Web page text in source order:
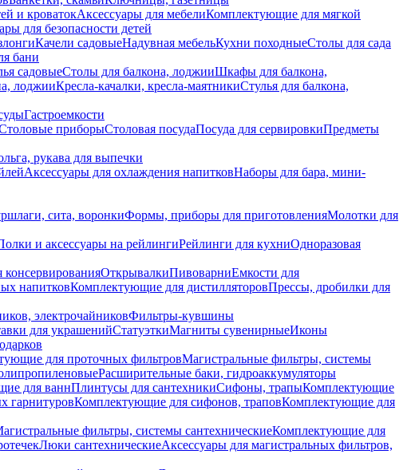
и кроватокАксессуары для мебелиКомплектующие для мягкой
для безопасности детей
Качели садовыеНадувная мебельКухни походныеСтолы для сада
бани
садовыеСтолы для балкона, лоджииШкафы для балкона,
лоджииКресла-качалки, кресла-маятникиСтулья для балкона,
Гастроемкости
приборыСтоловая посудаПосуда для сервировкиПредметы
рукава для выпечки
Аксессуары для охлаждения напитковНаборы для бара, мини-
сита, воронкиФормы, приборы для приготовленияМолотки для
и аксессуары на рейлингиРейлинги для кухниОдноразовая
ОткрывалкиПивоварниЕмкости для
напитковКомплектующие для дистилляторовПрессы, дробилки для
электрочайниковФильтры-кувшины
для украшенийСтатуэткиМагниты сувенирныеИконы
для проточных фильтровМагистральные фильтры, системы
Расширительные баки, гидроаккумуляторы
для ваннПлинтусы для сантехникиСифоны, трапыКомплектующие
гарнитуровКомплектующие для сифонов, траповКомплектующие для
фильтры, системы сантехническиеКомплектующие для
Люки сантехническиеАксессуары для магистральных фильтров,